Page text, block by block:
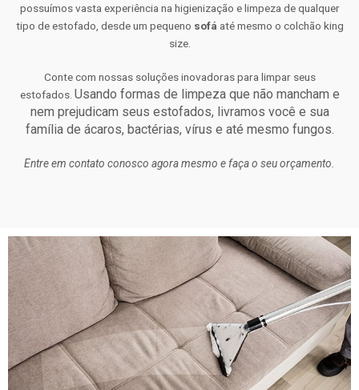
possuímos vasta experiência na higienização e limpeza de qualquer
tipo de estofado, desde um pequeno sofá até mesmo o colchão king
size.
Conte com nossas soluções inovadoras para limpar seus
estofados. Usando formas de limpeza que não mancham e
nem prejudicam seus estofados, livramos você e sua
família de ácaros, bactérias, vírus e até mesmo fungos.
Entre em contato conosco agora mesmo e faça o seu orçamento.